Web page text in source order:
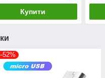
Купити